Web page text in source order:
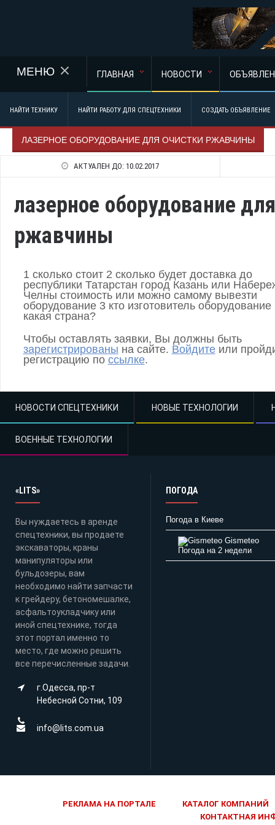
МЕНЮ ГЛАВНАЯ НОВОСТИ
НАЙТИ ТЕХНИКУ НАЙТИ РАБОТУ ДЛЯ СПЕЦТЕХНИКИ СОЗДАТЬ ОБЪЯВЛЕНИЕ
ЛАЗЕРНОЕ ОБОРУДОВАНИЕ ДЛЯ ОЧИСТКИ РЖАВЧИНЫ
АКТУАЛЕН ДО: 10.02.2017
лазерное оборудование
ржавчины
1 сколько стоит 2 сколько будет доставка до
республики Татарстан город Казань или
Челны стоимость или можно самому вывезти
оборудование 3 кто изготовитель оборудование
какая страна?
Чтобы оставлять заявки, Вы должны быть
зарегистрированы на сайте. Войдитеили
регистрацию по ссылке.
НОВОСТИ СПЕЦТЕХНИКИ НОВЫЕ ТЕХНОЛОГИИ
ВОЕННЫЕ ТЕХНОЛОГИИ
«LITS»
Вы нуждаетесь в аренде
спецтехники, вы продаете
экскаваторы, краны
манипуляторы или
бульдозеры, вам
необходимо найти запчасти
к грейдеру, бетономешалке,
асфальтоукладчику или
иной спецтехнике, тогда
этот портал именно то
место, где можно решить
все перечисленные задачи.
г.Одесса, пр-т
Небесной Сотни, 109
info@lits.com.ua
ПОГОДА
Погода в Киеве
Gismeteo
Погода на 2 недели
РЕКЛАМА НА ПОРТАЛЕ
КАТАЛОГ КОМПАНИЙ
КОНТАКТНАЯ